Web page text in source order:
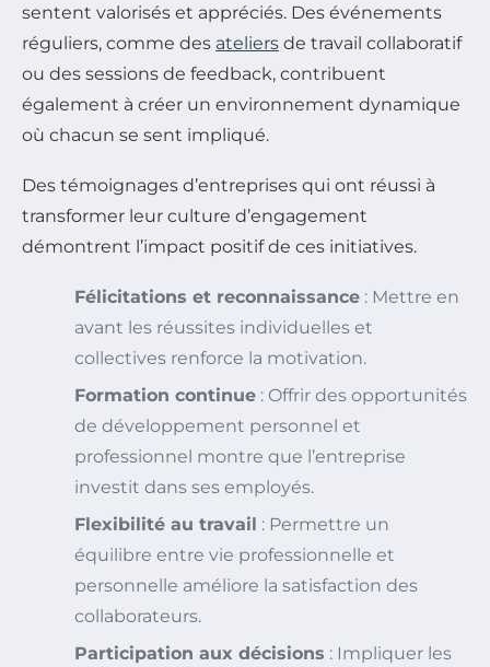
sentent valorisés et appréciés. Des événements
réguliers, comme des ateliers de travail collaboratif
ou des sessions de feedback, contribuent
également à créer un environnement dynamique
où chacun se sent impliqué.
Des témoignages d’entreprises qui ont réussi à
transformer leur culture d’engagement
démontrent l’impact positif de ces initiatives.
Félicitations et reconnaissance : Mettre en
avant les réussites individuelles et
collectives renforce la motivation.
Formation continue : Offrir des opportunités
de développement personnel et
professionnel montre que l’entreprise
investit dans ses employés.
Flexibilité au travail : Permettre un
équilibre entre vie professionnelle et
personnelle améliore la satisfaction des
collaborateurs.
Participation aux décisions : Impliquer les